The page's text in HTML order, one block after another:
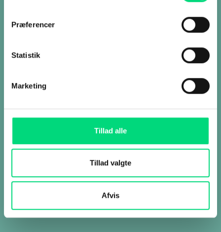
Præferencer
Statistik
Marketing
Tillad alle
Tillad valgte
Afvis
IT services. IT
mennesker i fokus.